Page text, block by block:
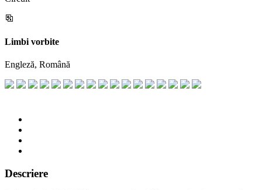
Limbi vorbite
Engleză, Română
Descriere